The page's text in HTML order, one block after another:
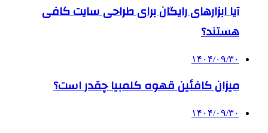
آیا ابزارهای رایگان برای طراحی سایت کافی
هستند؟
۱۴۰۴/۰۹/۳۰
میزان کافئین قهوه کلمبیا چقدر است؟
۱۴۰۴/۰۹/۳۰